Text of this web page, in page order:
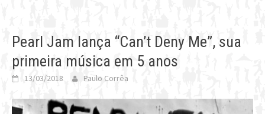
Pearl Jam lança “Can’t Deny Me”, sua
primeira música em 5 anos
13/03/2018 Paulo Corrêa